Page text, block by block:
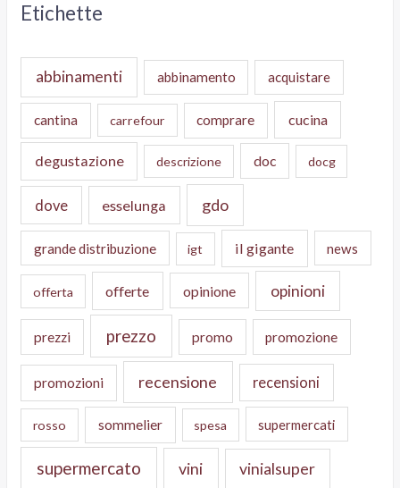
Etichette
abbinamenti abbinamento acquistare
cantina carrefour comprare cucina
degustazione descrizione doc docg
dove esselunga gdo
grande distribuzione igt il gigante news
offerta offerte opinione opinioni
prezzi prezzo promo promozione
promozioni recensione recensioni
rosso sommelier spesa supermercati
supermercato vini vinialsuper